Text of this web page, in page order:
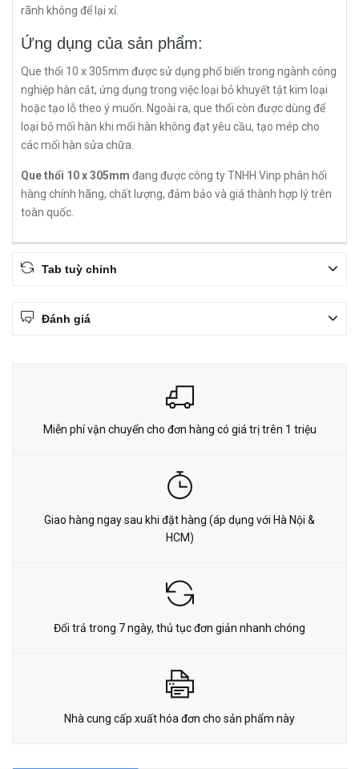
rãnh không để lại xỉ.
Ứng dụng của sản phẩm:
Que thổi 10 x 305mm được sử dụng phổ biến trong ngành công
nghiệp hàn cắt, ứng dụng trong việc loại bỏ khuyết tật kim loại
hoặc tạo lỗ theo ý muốn. Ngoài ra, que thổi còn được dùng để
loại bỏ mối hàn khi mối hàn không đạt yêu cầu, tạo mép cho
các mối hàn sửa chữa.
Que thổi 10 x 305mm đang được công ty TNHH Vinp phân hối
hàng chính hãng, chất lượng, đảm bảo và giá thành hợp lý trên
toàn quốc.
Tab tuỳ chỉnh
Đánh giá
Miễn phí vận chuyển cho đơn hàng có giá trị trên 1 triệu
Giao hàng ngay sau khi đặt hàng (áp dụng với Hà Nội &
HCM)
Đổi trả trong 7 ngày, thủ tục đơn giản nhanh chóng
Nhà cung cấp xuất hóa đơn cho sản phẩm này